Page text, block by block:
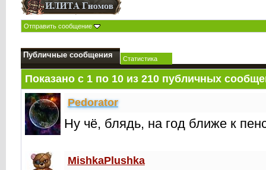
Отправить сообщение
Публичные сообщения Статистика
Показано с 1 по 10из 210публичных
Реdorator
Ну чё, блядь, на год ближе к
MishkaPlushka